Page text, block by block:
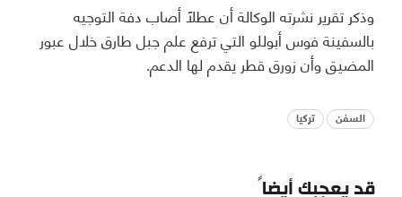
وذكر تقرير نشرته الوكالة أن عطلاً أصاب دفة التوجيه
بالسفينة فوس أبوللو التي ترفع علم جبل طارق خلال عبور
المضيق وأن زورق قطر يقدم لها الدعم.
السفن تركيا